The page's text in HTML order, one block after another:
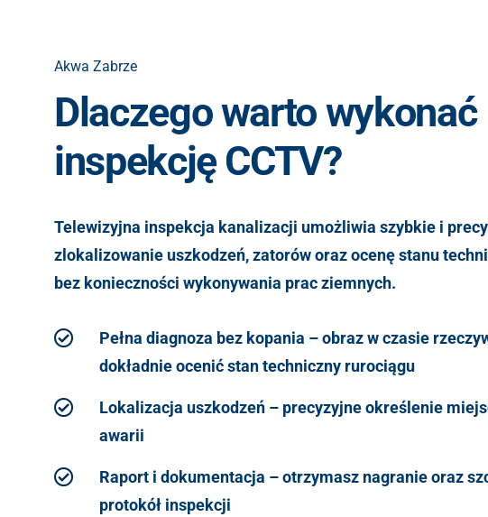
Akwa Zabrze
Dlaczego warto wykonać
inspekcję CCTV?
Telewizyjna inspekcja kanalizacji umożliwia szybkie i
zlokalizowanie uszkodzeń, zatorów oraz ocenę stanu
bez konieczności wykonywania prac ziemnych.
Pełna diagnoza bez kopania – obraz w czasie
dokładnie ocenić stan techniczny rurociągu
Lokalizacja uszkodzeń – precyzyjne określenie
awarii
Raport i dokumentacja – otrzymasz nagranie oraz
protokół inspekcji